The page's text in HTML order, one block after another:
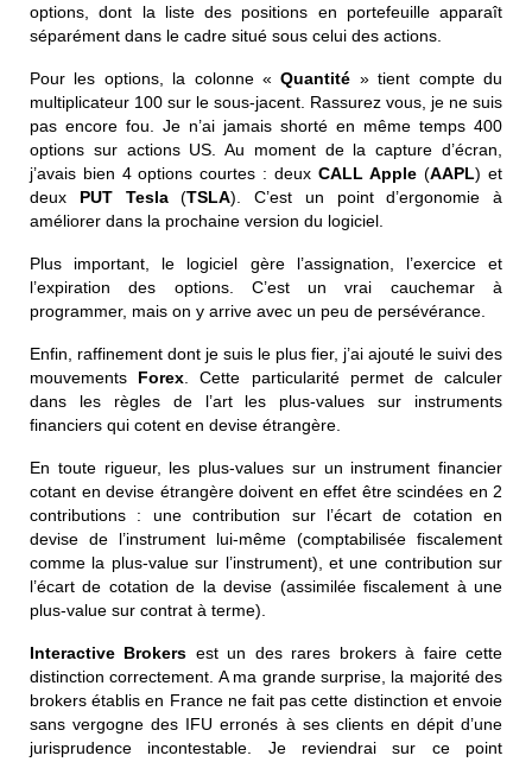
options, dont la liste des positions en portefeuille apparaît
séparément dans le cadre situé sous celui des actions.
Pour les options, la colonne «Quantité » tient compte du
multiplicateur 100 sur le sous-jacent. Rassurez vous, je ne suis
pas encore fou. Je n’ai jamais shorté en même temps 400
options sur actions US. Au moment de la capture d’écran,
j’avais bien 4 options courtes : deux CALL Apple (AAPL) et
deux PUT Tesla(TSLA). C’est un point d’ergonomie à
améliorer dans la prochaine version du logiciel.
Plus important, le logiciel gère l’assignation, l’exercice et
l’expiration des options. C’est un vrai cauchemar à
programmer, mais on y arrive avec un peu de persévérance.
Enfin, raffinement dont je suis le plus fier, j’ai ajouté le suivi des
mouvements Forex. Cette particularité permet de calculer
dans les règles de l’art les plus-values sur instruments
financiers qui cotent en devise étrangère.
En toute rigueur, les plus-values sur un instrument financier
cotant en devise étrangère doivent en effet être scindées en 2
contributions : une contribution sur l’écart de cotation en
devise de l’instrument lui-même (comptabilisée fiscalement
comme la plus-value sur l’instrument), et une contribution sur
l’écart de cotation de la devise (assimilée fiscalement à une
plus-value sur contrat à terme).
Interactive Brokers est un des rares brokers à faire cette
distinction correctement. A ma grande surprise, la majorité des
brokers établis en France ne fait pas cette distinction et envoie
sans vergogne des IFU erronés à ses clients en dépit d’une
jurisprudence incontestable. Je reviendrai sur ce point